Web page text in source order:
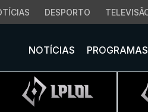
DESPORTO
NOTÍCIAS PROGRAMAS